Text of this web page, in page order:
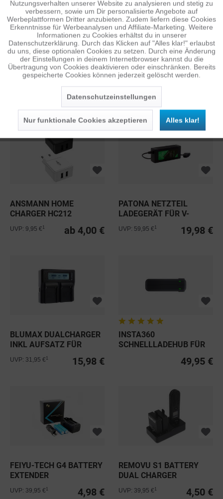
PATONA 3ER-LADEGERÄT
5,00 €
ANSMANN HOME
UVP: 5,95 €1
ANSMANN HOME
CHARGER HC212
ab 4,00 €
UVP: 9,95 €
PATONA NETZTEIL
LADEGERÄT FÜR V-
MOUNT AKKU (D-TAP)
19,98 €
UVP: 59,95 €
BLUMAX DUALCHARGER
INKL AUFSATZ FÜR
SONY FM50
15,98 €
UVP: 31,95 €
INSTA360
SCHNELLLADEHUB FÜR
49,95 €
FEIYU-TECH G4 BATTERY
EXTENDER
4,98 €
UVP: 39,95 €
REMOVU S1 BATTERY
DUAL CHARGER
4,50 €
UVP: 39,95 €
Tracking Inaktiv
Personalisierung Inaktiv
Service Inaktiv
Nutzungsverhalten unserer Website zu analysieren und stetig zu
verbessern, sowie um Dir personalisierte Angebote auf
Werbeplattformen Dritter anzubieten. Zudem liefern diese Cookies
Erkenntnisse für Werbeanalysen und Affiliate-Marketing. Weitere
Informationen zu Cookies erhältst du in unserer
Datenschutzerklärung. Durch das Klicken auf "Alles klar!" erlaubst
du uns, diese optionalen Cookies zu setzen. Durch eine Änderung
der Einstellungen in deinem Internetbrowser kannst du die
Übertragung von Cookies deaktivieren oder einschränken. Bereits
gespeicherte Cookies können jederzeit gelöscht werden.
Datenschutzeinstellungen
Nur funktionale Cookies akzeptieren Alles klar!